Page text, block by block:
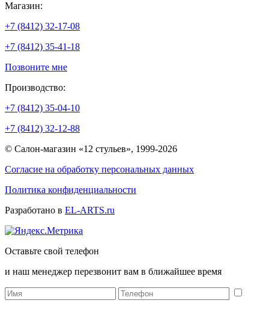
Магазин:
+7 (8412) 32-17-08
+7 (8412) 35-41-18
Позвоните мне
Производство:
+7 (8412) 35-04-10
+7 (8412) 32-12-88
© Салон-магазин «12 стульев», 1999-2026
Согласие на обработку персональных данных
Политика конфиденциальности
Разработано в EL-ARTS.ru
Оставьте свой телефон
и наш менеджер перезвонит вам в ближайшее время